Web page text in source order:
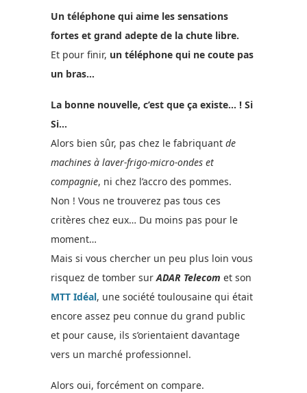
Un téléphone qui aime les sensations
fortes et grand adepte de la chute libre.
Et pour finir, un téléphone qui ne coute pas
un bras…
La bonne nouvelle, c’est que ça existe… ! Si
Si…
Alors bien sûr, pas chez le fabriquant de
machines à laver-frigo-micro-ondes et
compagnie, ni chez l’accro des pommes.
Non ! Vous ne trouverez pas tous ces
critères chez eux… Du moins pas pour le
moment…
Mais si vous chercher un peu plus loin vous
risquez de tomber surADAR Telecom et son
MTT Idéal, une société toulousaine qui était
encore assez peu connue du grand public
et pour cause, ils s’orientaient davantage
vers un marché professionnel.
Alors oui, forcément on compare.